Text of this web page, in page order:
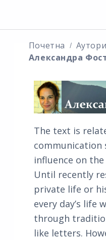
Почетна
Аутори
Александра
The text is
communication
influence on
Until recently
private life or
every day’s life
through
like letters.